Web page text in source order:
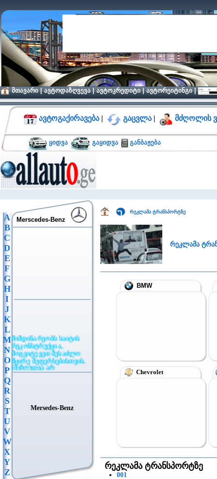
მთავარი|ავტოდაზღვევა|ავტოკრედიტი|ავტორეიტინგი|
ავტოგაქირავება | გაცვლა | მძღოლის
ყიდვა გაყიდვა განბაჟება
A
B
C
D
E
F
G
H
I
J
K
L
M
N
O
P
Q
R
S
T
U
V
W
X
Y
Z
Merscedes-Benz
მიმდინარეობს საიტის
რეკონსტრუქცია,
მოგვიტევეთ შესაძლო
მცირე შეფერხებისთვის.
(შეზღუდვა არ
ვრცელდება განცხადების
Mersedes-Benz
რეკლამა ტრანსპორტზე
რეკლამა
BMW
Chevrolet
რეკლამა ტრანსპორტზე
001